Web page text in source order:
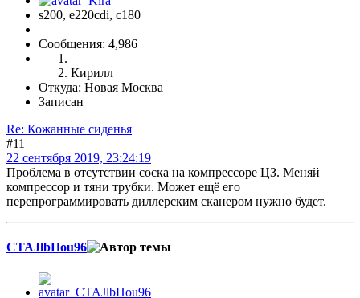
s200, е220cdi, с180
Сообщения: 4,986
Кирилл
Откуда: Новая Москва
Записан
Re: Кожанные сиденья
#11
22 сентября 2019, 23:24:19
Проблема в отсутствии соска на компрессоре ЦЗ. Меняй
компрессор и тяни трубки. Может ещё его
перепрограммировать диллерским сканером нужно будет.
CTAJlbHou96